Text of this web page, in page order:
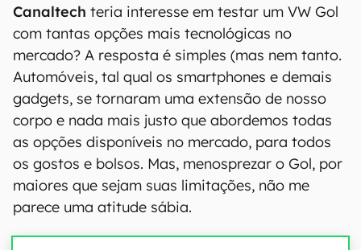
Canaltech teria interesse em testar um VW Gol
com tantas opções mais tecnológicas no
mercado? A resposta é simples (mas nem tanto.
Automóveis, tal qual os smartphones e demais
gadgets, se tornaram uma extensão de nosso
corpo e nada mais justo que abordemos todas
as opções disponíveis no mercado, para todos
os gostos e bolsos. Mas, menosprezar o Gol, por
maiores que sejam suas limitações, não me
parece uma atitude sábia.